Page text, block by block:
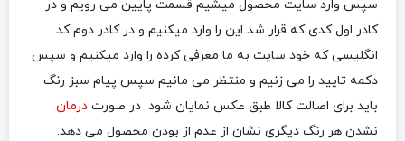
سپس وارد سایت محصول میشیم قسمت پایین می رویم و در
کادر اول کدی که قرار شد این را وارد میکنیم و در کادر دوم کد
انگلیسی که خود سایت به ما معرفی کرده را وارد میکنیم و سپس
دکمه تایید را می زنیم و منتظر می مانیم سپس پیام سبز رنگ
باید برای اصالت کالا طبق عکس نمایان شود در صورت درمان
نشدن هر رنگ دیگری نشان از عدم از بودن محصول می دهد.